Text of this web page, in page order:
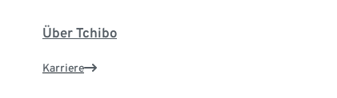
Über Tchibo
Karriere